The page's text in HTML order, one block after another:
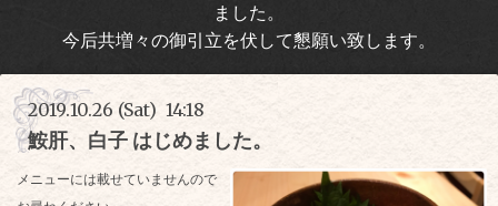
ました。
今后共増々の御引立を伏して懇願い致します。
2019.10.26 (Sat) 14:18
鮟肝、白子 はじめました。
メニューには載せていませんので